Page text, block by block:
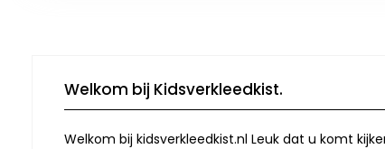
Welkom bij Kidsverkleedkist.
Welkom bij kidsverkleedkist.nl Leuk dat u komt